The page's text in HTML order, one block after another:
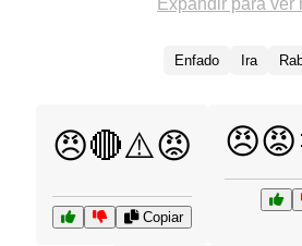
agrégalos a tus
emojis relacionados,
con emojis.
Expandir para ver
Enfado Ira
😠🔴⚠️😡
Copiar